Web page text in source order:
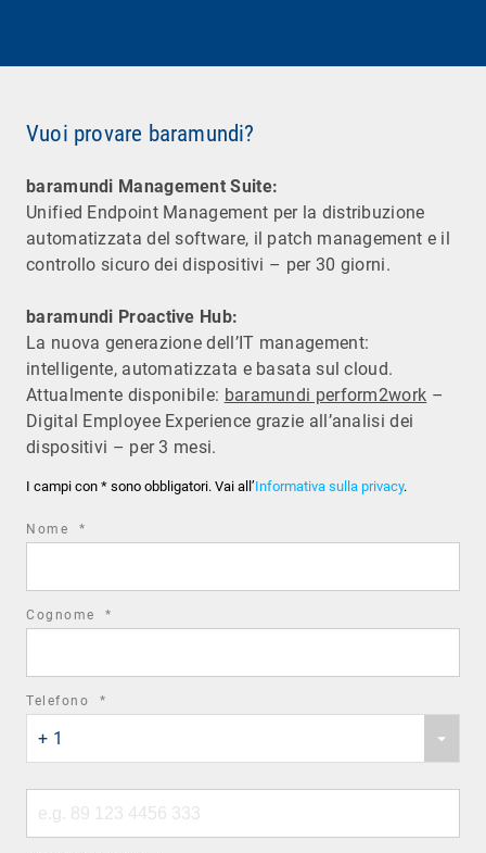
Vuoi provare baramundi?
baramundi Management Suite:
Unified Endpoint Management per la distribuzione
automatizzata del software, il patch management e il
controllo sicuro dei dispositivi – per 30 giorni.
baramundi Proactive Hub:
La nuova generazione dell’IT management:
intelligente, automatizzata e basata sul cloud.
Attualmente disponibile: baramundi perform2work –
Digital Employee Experience grazie all’analisi dei
dispositivi – per 3 mesi.
I campi con * sono obbligatori. Vai all’Informativa sulla privacy.
Nome *
Cognome *
Telefono *
country
code
+ 1
number